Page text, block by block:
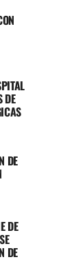
DE
DE
DE
DE